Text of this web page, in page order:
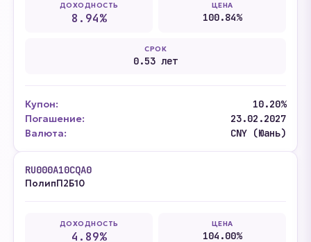
ДОХОДНОСТЬ
8.94%
ЦЕНА
100.84%
СРОК
0.53 лет
Купон:
10.20%
Погашение:
23.02.2027
Валюта:
CNY (Юань)
RU000A10CQA0
ПолипП2Б10
ДОХОДНОСТЬ
4.89%
ЦЕНА
104.00%